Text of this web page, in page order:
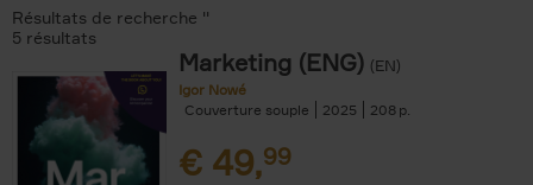
Résultats de recherche ''
5 résultats
Marketing (ENG) (EN)
Igor Nowé
Couverture souple
2025 208
€ 49,99